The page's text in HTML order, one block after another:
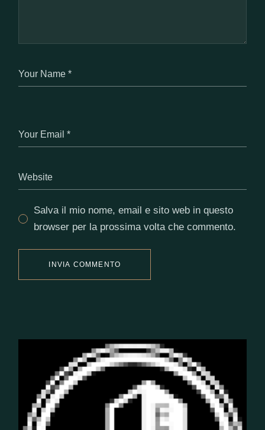
Salva il mio nome, email e sito web in questo
browser per la prossima volta che commento.
INVIA COMMENTO